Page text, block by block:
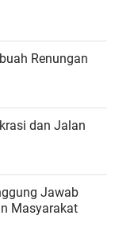
Renungan
dan Jalan
Jawab
Masyarakat